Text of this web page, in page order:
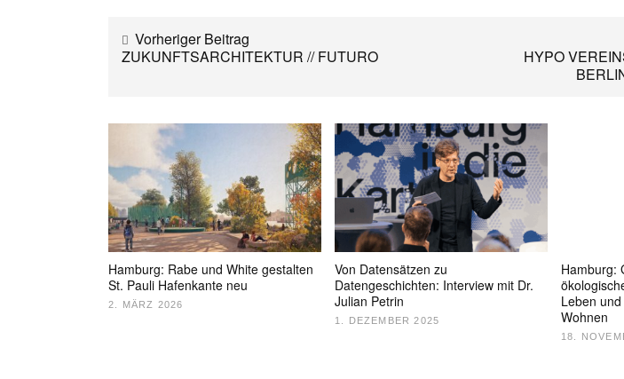
Vorheriger Beitrag
ZUKUNFTSARCHITEKTUR // FUTURO
HYPO
Hamburg: Rabe und White gestalten
St. Pauli Hafenkante neu
2. MÄRZ 2026
Von Datensätzen zu
Datengeschichten: Interview mit Dr.
Julian Petrin
1. DEZEMBER 2025
Hamburg:
Leben
Wohnen
18.